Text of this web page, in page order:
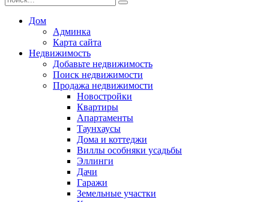
Дом
Админка
Карта сайта
Недвижимость
Добавьте недвижимость
Поиск недвижимости
Продажа недвижимости
Новостройки
Квартиры
Апартаменты
Таунхаусы
Дома и коттеджи
Виллы особняки усадьбы
Эллинги
Дачи
Гаражи
Земельные участки